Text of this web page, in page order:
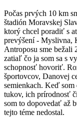
Počas prvých 10 km
štadión Moravskej
ktorý chcel poradiť s
prevýšení - Myslivna,
Antroposu sme
zatiaľ čo ja som sa s
schopnosť hovoriť.
športovcov, Danovej
semienkach. Keď
tukov, ich prírodnosť
som to dopovedať až
tejto téme nedostal.